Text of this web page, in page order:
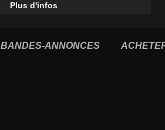
Plus d'infos
BANDES-ANNONCES